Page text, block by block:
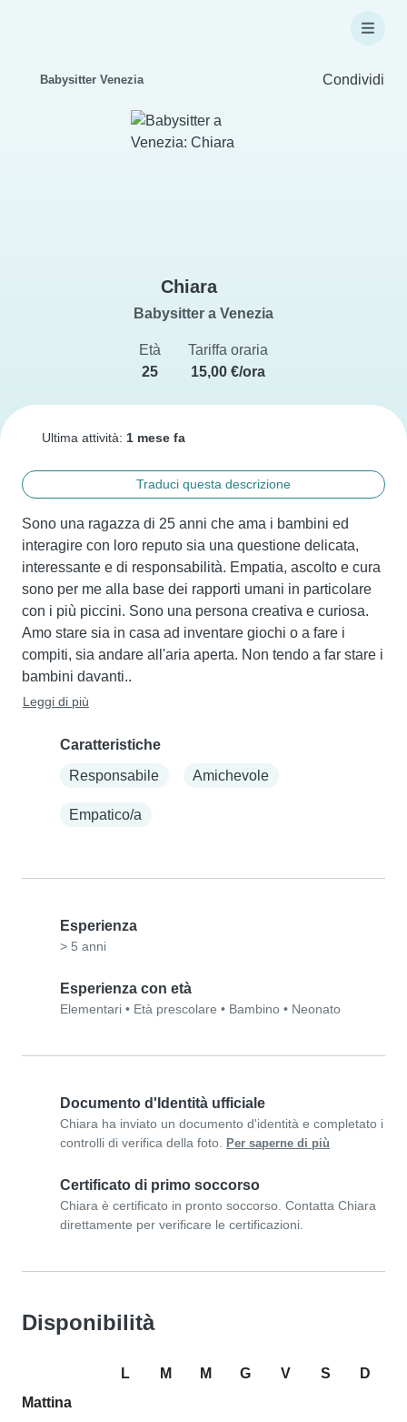
Babysitter Venezia Condividi
Chiara
Babysitter a Venezia
Età
25
Tariffa oraria
15,00 €/ora
Ultima attività: 1 mese fa
Traduci questa descrizione
Sono una ragazza di 25 anni che ama i bambini ed
interagire con loro reputo sia una questione delicata,
interessante e di responsabilità. Empatia, ascolto e cura
sono per me alla base dei rapporti umani in particolare
con i più piccini. Sono una persona creativa e curiosa.
Amo stare sia in casa ad inventare giochi o a fare i
compiti, sia andare all'aria aperta. Non tendo a far stare i
bambini davanti..
Leggi di più
Caratteristiche
Responsabile
Amichevole
Empatico/a
Esperienza
> 5 anni
Esperienza con età
Elementari • Età prescolare • Bambino • Neonato
Documento d'Identità ufficiale
Chiara ha inviato un documento d'identità e completato i
controlli di verifica della foto. Per saperne di più
Certificato di primo soccorso
Chiara è certificato in pronto soccorso. Contatta Chiara
direttamente per verificare le certificazioni.
Disponibilità
L M M G V S
D
Mattina